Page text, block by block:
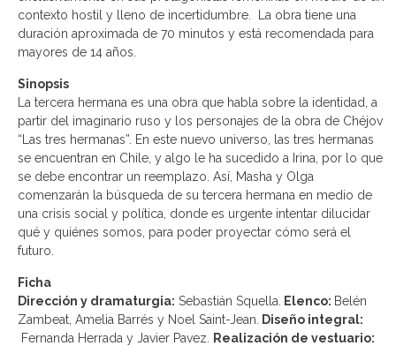
contexto hostil y lleno de incertidumbre. La obra tiene una
duración aproximada de 70 minutos y está recomendada para
mayores de 14 años.
Sinopsis
La tercera hermana es una obra que habla sobre la identidad, a
partir del imaginario ruso y los personajes de la obra de Chéjov
“Las tres hermanas”. En este nuevo universo, las tres hermanas
se encuentran en Chile, y algo le ha sucedido a Irina, por lo que
se debe encontrar un reemplazo. Así, Masha y Olga
comenzarán la búsqueda de su tercera hermana en medio de
una crisis social y política, donde es urgente intentar dilucidar
qué y quiénes somos, para poder proyectar cómo será el
futuro.
Ficha
Dirección y dramaturgia: Sebastián Squella. Elenco: Belén
Zambeat, Amelia Barrés y Noel Saint-Jean.
Diseño integral:
Fernanda Herrada y Javier Pavez.
Realización de vestuario: